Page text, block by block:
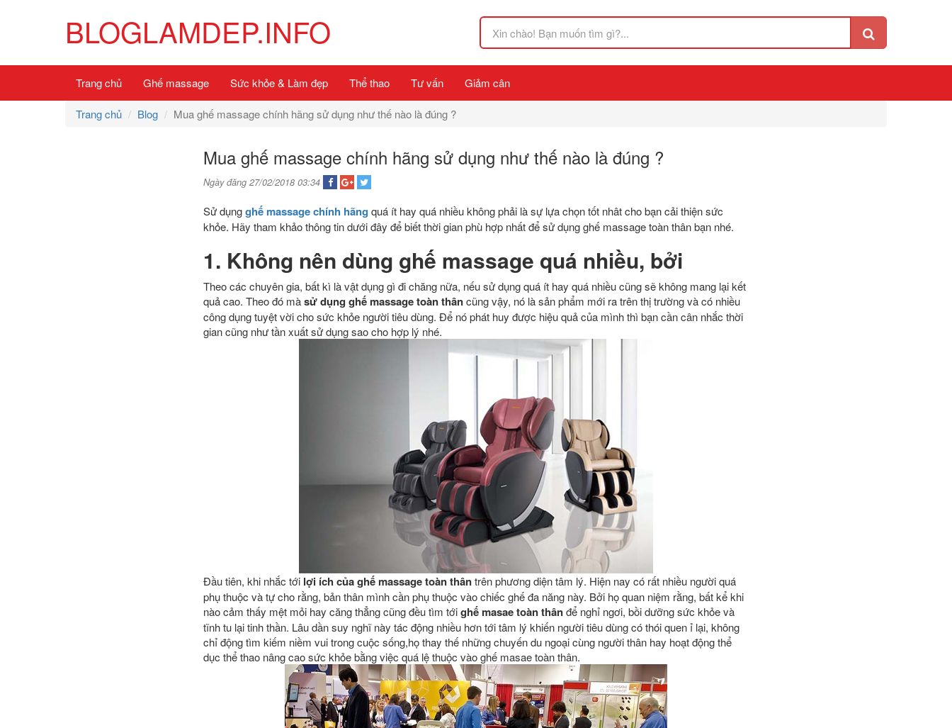
BLOGLAMDEP.INFO
Trang chủ Ghế massage Sức khỏe & Làm đẹp Thể thao Tư vấn Giảm cân
Trang chủ Blog Mua ghế massage chính hãng sử dụng như thế nào là đúng ?
Mua ghế massage chính hãng sử dụng như thế nào là đúng ?
Ngày đăng 27/02/2018 03:34
Sử dụngghế massage chính hãng quá ít hay quá nhiều không phải là sự lựa chọn tốt nhât cho bạn cải thiện sức
khỏe. Hãy tham khảo thông tin dưới đây để biết thời gian phù hợp nhất để sử dụng ghế massage toàn thân bạn nhé.
1. Không nên dùng ghế massage quá nhiều, bởi
Theo các chuyên gia, bất kì là vật dụng gì đi chăng nữa, nếu sử dụng quá ít hay quá nhiều cũng sẽ không mang lại kết
quả cao. Theo đó màsử dụng ghế massage toàn thâncũng vậy, nó là sản phẩm mới ra trên thị trường và có nhiều
công dụng tuyệt vời cho sức khỏe người tiêu dùng. Để nó phát huy được hiệu quả của mình thì bạn cần cân nhắc thời
gian cũng như tần xuất sử dụng sao cho hợp lý nhé.
Đầu tiên, khi nhắc tới lợi ích của ghế massage toàn thântrên phương diện tâm lý. Hiện nay có rất nhiều người quá
phụ thuộc và tự cho rằng, bản thân mình cần phụ thuộc vào chiếc ghế đa năng này. Bởi họ quan niệm rằng, bất kể khi
nào cảm thấy mệt mỏi hay căng thẳng cũng đều tìm tớighế masae toàn thânđể nghỉ ngơi, bồi dưỡng sức khỏe và
tĩnh tu lại tinh thần. Lâu dần suy nghĩ này tác động nhiều hơn tới tâm lý khiến người tiêu dùng có thói quen ỉ lại, không
chỉ động tìm kiếm niềm vui trong cuộc sống,họ thay thế những chuyến du ngoại cùng người thân hay hoạt động thể
dục thể thao nâng cao sức khỏe bằng việc quá lệ thuộc vào ghế masae toàn thân.